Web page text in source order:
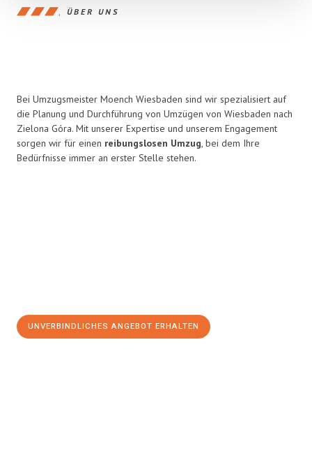
ÜBER UNS
Bei Umzugsmeister Moench Wiesbaden sind wir spezialisiert auf
die Planung und Durchführung von Umzügen von Wiesbaden nach
Zielona Góra. Mit unserer Expertise und unserem Engagement
sorgen wir für einen reibungslosen Umzug, bei dem Ihre
Bedürfnisse immer an erster Stelle stehen.
UNVERBINDLICHES ANGEBOT ERHALTEN